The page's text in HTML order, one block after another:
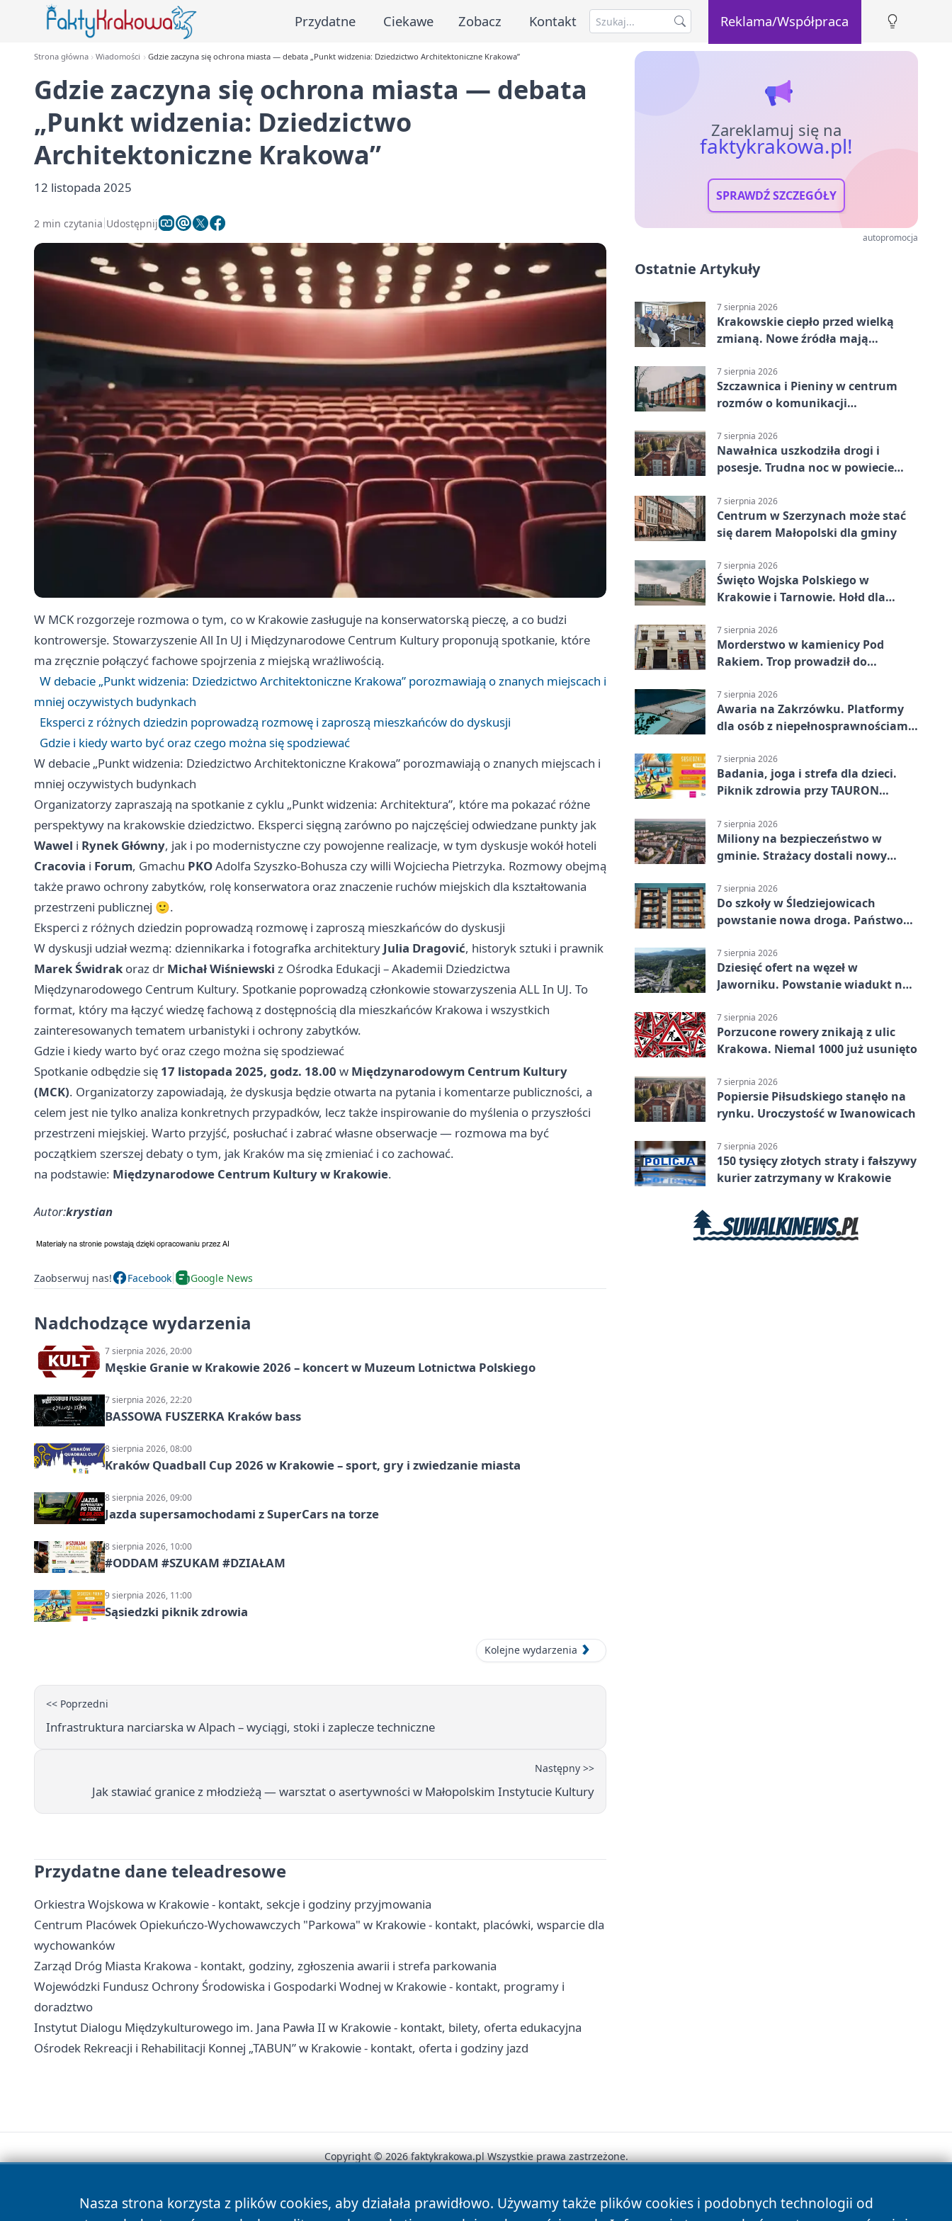
Przydatne Ciekawe Zobacz Kontakt Reklama/Współpraca
Strona główna Wiadomości Gdzie zaczyna się ochrona miasta — debata „Punkt widzenia: Dziedzictwo Architektoniczne Krakowa”
Gdzie zaczyna się ochrona miasta — debata
„Punkt widzenia: Dziedzictwo
Architektoniczne Krakowa”
12 listopada 2025
2 min czytania Udostępnij
W MCK rozgorzeje rozmowa o tym, co w Krakowie zasługuje na konserwatorską pieczę, a co budzi
kontrowersje. Stowarzyszenie All In UJ i Międzynarodowe Centrum Kultury proponują spotkanie, które
ma zręcznie połączyć fachowe spojrzenia z miejską wrażliwością.
W debacie „Punkt widzenia: Dziedzictwo Architektoniczne Krakowa” porozmawiają o znanych miejscach i
mniej oczywistych budynkach
Eksperci z różnych dziedzin poprowadzą rozmowę i zaproszą mieszkańców do dyskusji
Gdzie i kiedy warto być oraz czego można się spodziewać
W debacie „Punkt widzenia: Dziedzictwo Architektoniczne Krakowa” porozmawiają o znanych miejscach i
mniej oczywistych budynkach
Organizatorzy zapraszają na spotkanie z cyklu „Punkt widzenia: Architektura”, które ma pokazać różne
perspektywy na krakowskie dziedzictwo. Eksperci sięgną zarówno po najczęściej odwiedzane punkty jak
Wawel i Rynek Główny, jak i po modernistyczne czy powojenne realizacje, w tym dyskusje wokół hoteli
Cracovia i Forum, Gmachu PKOAdolfa Szyszko‑Bohusza czy willi Wojciecha Pietrzyka. Rozmowy obejmą
także prawo ochrony zabytków, rolę konserwatora oraz znaczenie ruchów miejskich dla kształtowania
przestrzeni publicznej 🙂.
Eksperci z różnych dziedzin poprowadzą rozmowę i zaproszą mieszkańców do dyskusji
W dyskusji udział wezmą: dziennikarka i fotografka architektury Julia Dragović, historyk sztuki i prawnik
Marek Świdrak oraz dr Michał Wiśniewski z Ośrodka Edukacji – Akademii Dziedzictwa
Międzynarodowego Centrum Kultury. Spotkanie poprowadzą członkowie stowarzyszenia ALL In UJ. To
format, który ma łączyć wiedzę fachową z dostępnością dla mieszkańców Krakowa i wszystkich
zainteresowanych tematem urbanistyki i ochrony zabytków.
Gdzie i kiedy warto być oraz czego można się spodziewać
Spotkanie odbędzie się 17 listopada 2025, godz. 18.00 w Międzynarodowym Centrum Kultury
(MCK). Organizatorzy zapowiadają, że dyskusja będzie otwarta na pytania i komentarze publiczności, a
celem jest nie tylko analiza konkretnych przypadków, lecz także inspirowanie do myślenia o przyszłości
przestrzeni miejskiej. Warto przyjść, posłuchać i zabrać własne obserwacje — rozmowa ma być
początkiem szerszej debaty o tym, jak Kraków ma się zmieniać i co zachować.
na podstawie: Międzynarodowe Centrum Kultury w Krakowie.
Autor:krystian
Zaobserwuj nas! Facebook Google News
Nadchodzące wydarzenia
7 sierpnia 2026, 20:00
Męskie Granie w Krakowie 2026 – koncert w Muzeum Lotnictwa Polskiego
7 sierpnia 2026, 22:20
BASSOWA FUSZERKA Kraków bass
8 sierpnia 2026, 08:00
Kraków Quadball Cup 2026 w Krakowie – sport, gry i zwiedzanie miasta
8 sierpnia 2026, 09:00
Jazda supersamochodami z SuperCars na torze
8 sierpnia 2026, 10:00
#ODDAM #SZUKAM #DZIAŁAM
9 sierpnia 2026, 11:00
Sąsiedzki piknik zdrowia
Kolejne wydarzenia
<< Poprzedni
Infrastruktura narciarska w Alpach – wyciągi, stoki i zaplecze techniczne
Następny >>
Jak stawiać granice z młodzieżą — warsztat o asertywności w Małopolskim Instytucie Kultury
Przydatne dane teleadresowe
Orkiestra Wojskowa w Krakowie - kontakt, sekcje i godziny przyjmowania
Centrum Placówek Opiekuńczo-Wychowawczych "Parkowa" w Krakowie - kontakt, placówki, wsparcie dla
wychowanków
Zarząd Dróg Miasta Krakowa - kontakt, godziny, zgłoszenia awarii i strefa parkowania
Wojewódzki Fundusz Ochrony Środowiska i Gospodarki Wodnej w Krakowie - kontakt, programy i
doradztwo
Instytut Dialogu Międzykulturowego im. Jana Pawła II w Krakowie - kontakt, bilety, oferta edukacyjna
Ośrodek Rekreacji i Rehabilitacji Konnej „TABUN” w Krakowie - kontakt, oferta i godziny jazd
Zareklamuj się na
faktykrakowa.pl!
SPRAWDŹ SZCZEGÓŁY
autopromocja
Ostatnie Artykuły
7 sierpnia 2026
Krakowskie ciepło przed wielką
zmianą. Nowe źródła mają
7 sierpnia 2026
Szczawnica i Pieniny w centrum
rozmów o komunikacji
7 sierpnia 2026
Nawałnica uszkodziła drogi i
posesje. Trudna noc w powiecie
7 sierpnia 2026
Centrum w Szerzynach może stać
się darem Małopolski dla gminy
7 sierpnia 2026
Święto Wojska Polskiego w
Krakowie i Tarnowie. Hołd dla
7 sierpnia 2026
Morderstwo w kamienicy Pod
Rakiem. Trop prowadził do
7 sierpnia 2026
Awaria na Zakrzówku. Platformy
dla osób z niepełnosprawnościami
7 sierpnia 2026
Badania, joga i strefa dla dzieci.
Piknik zdrowia przy TAURON
7 sierpnia 2026
Miliony na bezpieczeństwo w
gminie. Strażacy dostali nowy
7 sierpnia 2026
Do szkoły w Śledziejowicach
powstanie nowa droga. Państwo
7 sierpnia 2026
Dziesięć ofert na węzeł w
Jaworniku. Powstanie wiadukt nad
7 sierpnia 2026
Porzucone rowery znikają z ulic
Krakowa. Niemal 1000 już usunięto
7 sierpnia 2026
Popiersie Piłsudskiego stanęło na
rynku. Uroczystość w Iwanowicach
7 sierpnia 2026
150 tysięcy złotych straty i fałszywy
kurier zatrzymany w Krakowie
Nasza strona korzysta z plików cookies, aby działała prawidłowo. Używamy także plików cookies i podobnych technologii od
Copyright © 2026 faktykrakowa.pl Wszystkie prawa zastrzeżone.
News Autorzy Polityka Prywatności Polityka Cookies